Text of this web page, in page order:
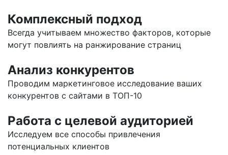
Комплексный подход
Всегда учитываем множество факторов, которые
могут повлиять на ранжирование страниц
Анализ конкурентов
Проводим маркетинговое исследование ваших
конкурентов с сайтами в ТОП-10
Работа с целевой аудиторией
Исследуем все способы привлечения
потенциальных клиентов